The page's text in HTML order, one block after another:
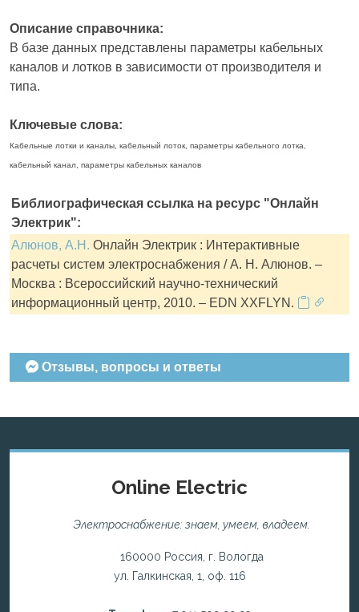
Описание справочника:
В базе данных представлены параметры кабельных
каналов и лотков в зависимости от производителя и
типа.
Ключевые слова:
Кабельные лотки и каналы, кабельный лоток, параметры кабельного лотка,
кабельный канал, параметры кабельных каналов
Библиографическая ссылка на ресурс "Онлайн
Электрик":
Алюнов, А.Н. Онлайн Электрик : Интерактивные
расчеты систем электроснабжения / А. Н. Алюнов. –
Москва : Всероссийский научно-технический
информационный центр, 2010. – EDN XXFLYN.
Отзывы, вопросы и ответы
Online Electric
Электроснабжение: знаем, умеем, владеем.
160000 Россия, г. Вологда
ул. Галкинская, 1, оф. 116